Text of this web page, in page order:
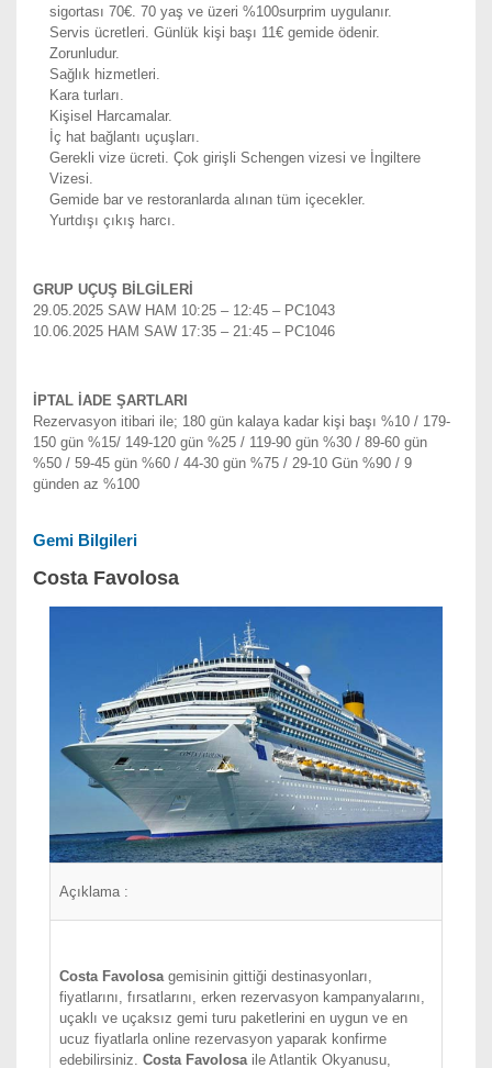
sigortası 70€. 70 yaş ve üzeri %100surprim uygulanır.
Servis ücretleri. Günlük kişi başı 11€ gemide ödenir.
Zorunludur.
Sağlık hizmetleri.
Kara turları.
Kişisel Harcamalar.
İç hat bağlantı uçuşları.
Gerekli vize ücreti. Çok girişli Schengen vizesi ve İngiltere
Vizesi.
Gemide bar ve restoranlarda alınan tüm içecekler.
Yurtdışı çıkış harcı.
GRUP UÇUŞ BİLGİLERİ
29.05.2025 SAW HAM 10:25 – 12:45 – PC1043
10.06.2025 HAM SAW 17:35 – 21:45 – PC1046
İPTAL İADE ŞARTLARI
Rezervasyon itibari ile; 180 gün kalaya kadar kişi başı %10 / 179-
150 gün %15/ 149-120 gün %25 / 119-90 gün %30 / 89-60 gün
%50 / 59-45 gün %60 / 44-30 gün %75 / 29-10 Gün %90 / 9
günden az %100
Gemi Bilgileri
Costa Favolosa
Açıklama :
Costa Favolosa gemisinin gittiği destinasyonları,
fiyatlarını, fırsatlarını, erken rezervasyon kampanyalarını,
uçaklı ve uçaksız gemi turu paketlerini en uygun ve en
ucuz fiyatlarla online rezervasyon yaparak konfirme
edebilirsiniz. Costa Favolosa ile Atlantik Okyanusu,